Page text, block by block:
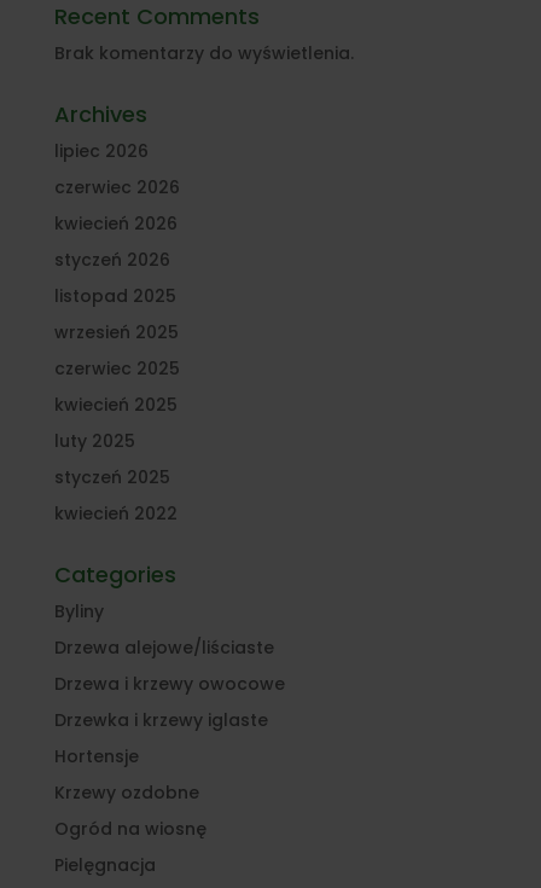
Recent Comments
Brak komentarzy do wyświetlenia.
Archives
lipiec 2026
czerwiec 2026
kwiecień 2026
styczeń 2026
listopad 2025
wrzesień 2025
czerwiec 2025
kwiecień 2025
luty 2025
styczeń 2025
kwiecień 2022
Categories
Byliny
Drzewa alejowe/liściaste
Drzewa i krzewy owocowe
Drzewka i krzewy iglaste
Hortensje
Krzewy ozdobne
Ogród na wiosnę
Pielęgnacja